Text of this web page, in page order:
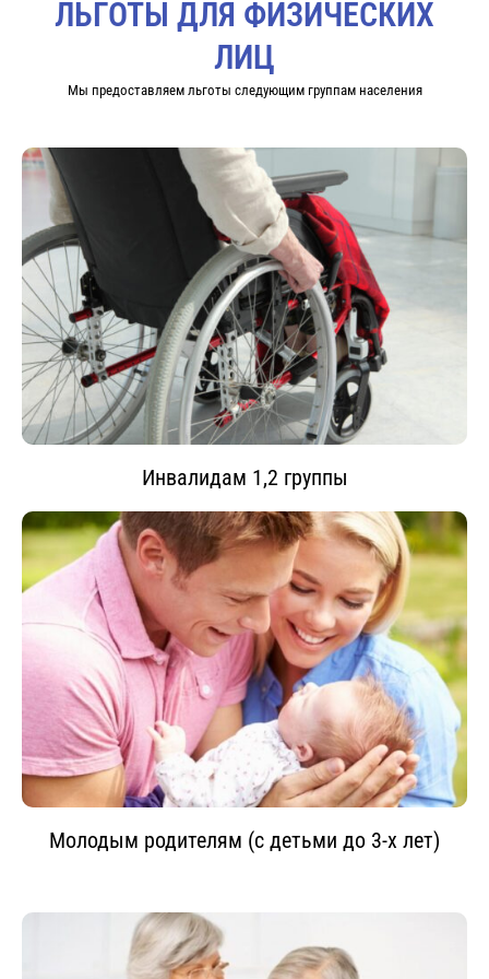
мин. труда.
Работаем по всей России и странах СНГ. Ждем вашего звонка!
ЛЬГОТЫ ДЛЯ ФИЗИЧЕСКИХ
ЛИЦ
Мы предоставляем льготы следующим группам населения
Инвалидам 1,2 группы
Молодым родителям (с детьми до 3-х лет)